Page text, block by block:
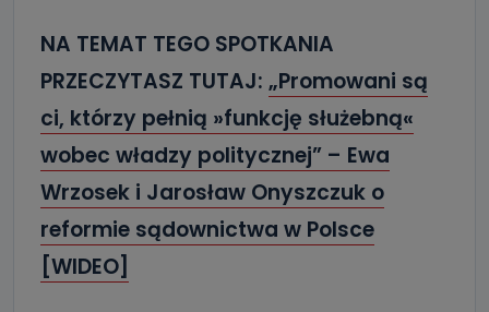
NA TEMAT TEGO SPOTKANIA
PRZECZYTASZ TUTAJ: „Promowani są
ci, którzy pełnią »funkcję służebną«
wobec władzy politycznej” – Ewa
Wrzosek i Jarosław Onyszczuk o
reformie sądownictwa w Polsce
[WIDEO]